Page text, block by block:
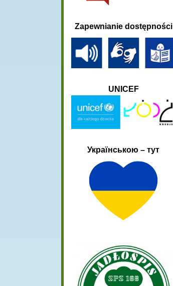
Zapewnianie dostępności
UNICEF
Українською – тут